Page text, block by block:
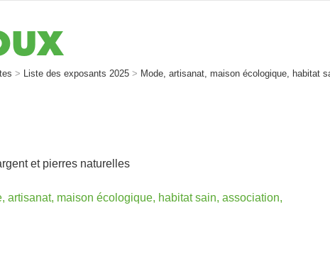
> Liste des exposants 2025 > Mode, artisanat, maison écologique, habitat
et pierres naturelles
artisanat, maison écologique, habitat sain, association,